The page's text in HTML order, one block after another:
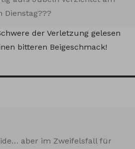
Dienstag???
der Verletzung gelesen
bitteren Beigeschmack!
aber im Zweifelsfall für